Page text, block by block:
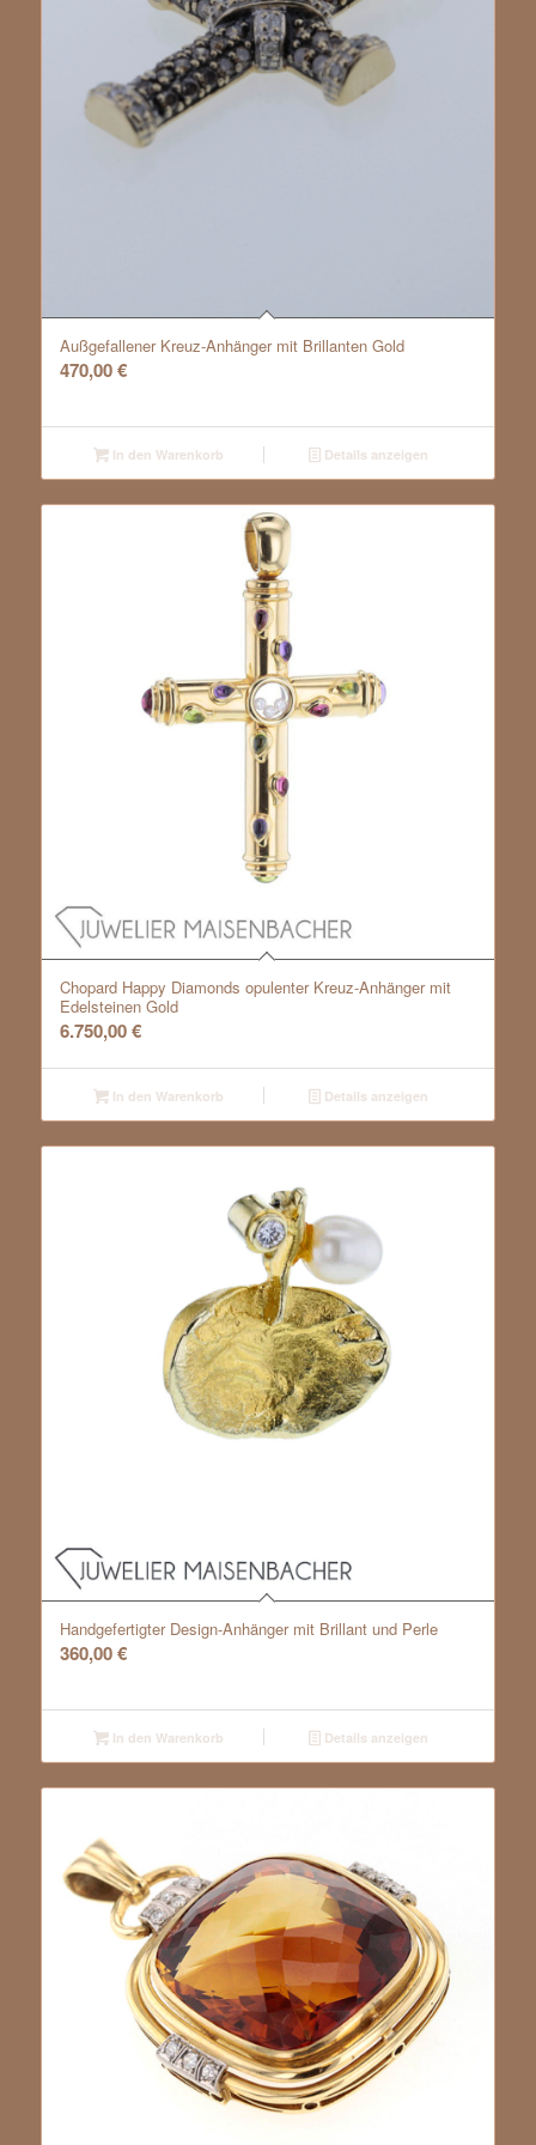
Außgefallener Kreuz-Anhänger mit Brillanten Gold
470,00€
In den Warenkorb Details anzeigen
Chopard Happy Diamonds opulenter Kreuz-Anhänger mit
Edelsteinen Gold
6.750,00€
In den Warenkorb Details anzeigen
Handgefertigter Design-Anhänger mit Brillant und Perle
360,00€
In den Warenkorb Details anzeigen